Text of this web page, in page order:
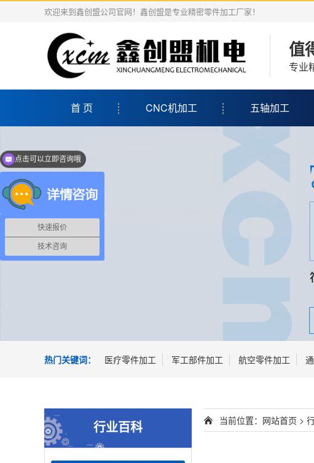
欢迎来到鑫创盟公司官网！鑫创盟是专业精密零件加工厂家！
值
专业
首 页 CNC机加工 五轴加工
热门关键词： 医疗零件加工 军工部件加工 航空零件加工
行业百科 当前位置： 网站首页 >
快速报价
技术咨询
亲，有什么需求呢？